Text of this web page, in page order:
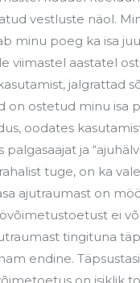
vestluste näol.
minu poeg ka isa
viimastel aastatel
jalgrattad
on ostetud minu isa
oodates
palgasaajat ja
tuge, on ka
ajutraumast on
ei
tingituna
endine.